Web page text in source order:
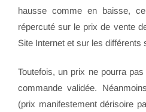
hausse comme en baisse,
répercuté sur le prix de vente
Site Internet et sur les différents
Toutefois, un prix ne pourra
commande validée.
(prix manifestement dérisoire